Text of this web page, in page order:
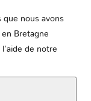
que nous avons
Bretagne
l'aide de notre